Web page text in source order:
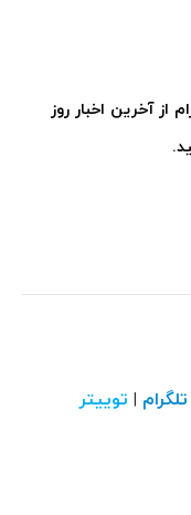
از آخرین اخبار روز
تلگرام | توییتر